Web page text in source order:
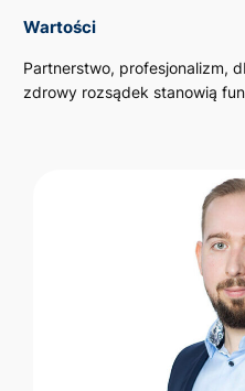
Wartości
Partnerstwo, profesjonalizm,
zdrowy rozsądek stanowią